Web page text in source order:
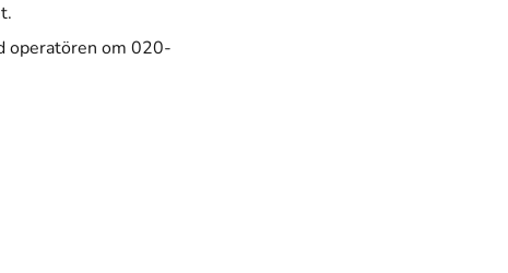
operatören om 020-